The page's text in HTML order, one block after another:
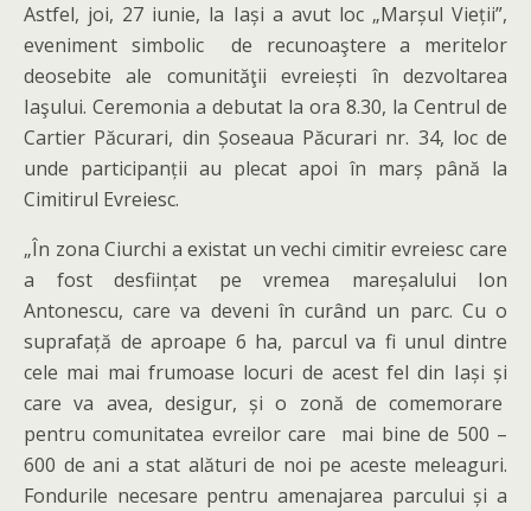
Astfel, joi, 27 iunie, la Iași a avut loc „Marșul Vieții”,
eveniment simbolic de recunoaştere a meritelor
deosebite ale comunităţii evreiești în dezvoltarea
Iaşului. Ceremonia a debutat la ora 8.30, la Centrul de
Cartier Păcurari, din Șoseaua Păcurari nr. 34, loc de
unde participanții au plecat apoi în marș până la
Cimitirul Evreiesc.
„În zona Ciurchi a existat un vechi cimitir evreiesc care
a fost desființat pe vremea mareșalului Ion
Antonescu, care va deveni în curând un parc. Cu o
suprafață de aproape 6 ha, parcul va fi unul dintre
cele mai mai frumoase locuri de acest fel din Iași și
care va avea, desigur, și o zonă de comemorare
pentru comunitatea evreilor care mai bine de 500 –
600 de ani a stat alături de noi pe aceste meleaguri.
Fondurile necesare pentru amenajarea parcului și a